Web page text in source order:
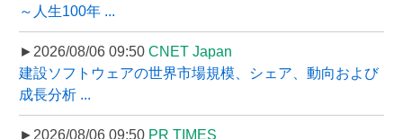
～人生100年 ...
►2026/08/06 09:50 CNET Japan
建設ソフトウェアの世界市場規模、シェア、動向および
成長分析 ...
►2026/08/06 09:50 PR TIMES